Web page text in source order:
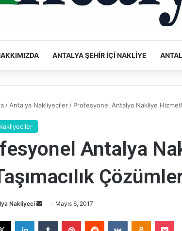
ANTALYA ŞEHIR İÇI NAKLIYE
/ Antalya Nakliyeciler / Profesyonel Antalya Nakliye
Antalya
Nakliyeci
Bir
posta
Mayıs 6, 2017
X LinkedInTumblr PinterestReddit VKontakte